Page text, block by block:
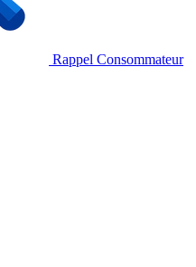
Rappel Consommateur